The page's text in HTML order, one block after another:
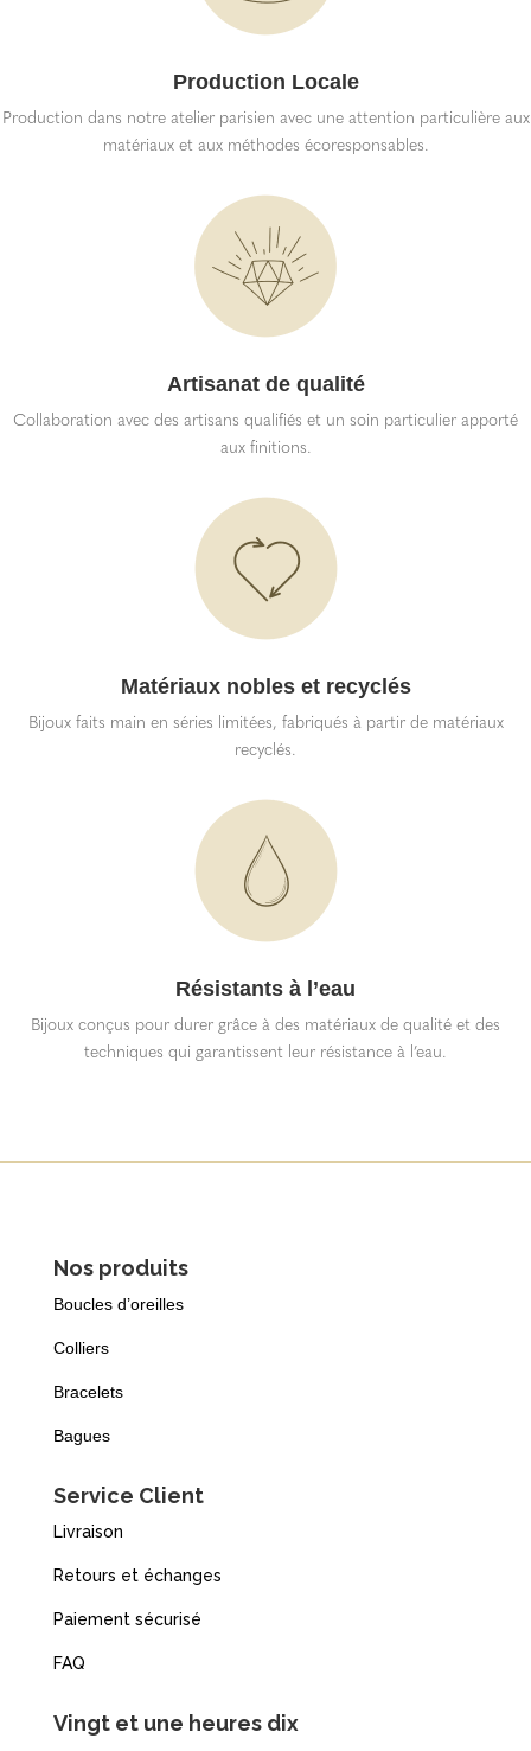
Production Locale
Production dans notre atelier parisien avec une attention particulière aux
matériaux et aux méthodes écoresponsables.
Artisanat de qualité
Collaboration avec des artisans qualifiés et un soin particulier apporté
aux finitions.
Matériaux nobles et recyclés
Bijoux faits main en séries limitées, fabriqués à partir de matériaux
recyclés.
Résistants à l’eau
Bijoux conçus pour durer grâce à des matériaux de qualité et des
techniques qui garantissent leur résistance à l’eau.
Nos produits
Boucles d’oreilles
Colliers
Bracelets
Bagues
Service Client
Livraison
Retours et échanges
Paiement sécurisé
FAQ
Vingt et une heures dix